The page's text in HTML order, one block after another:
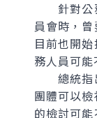
針對公務
員會時，
目前也開
務人員可
總統指出
團體可以
的檢討可